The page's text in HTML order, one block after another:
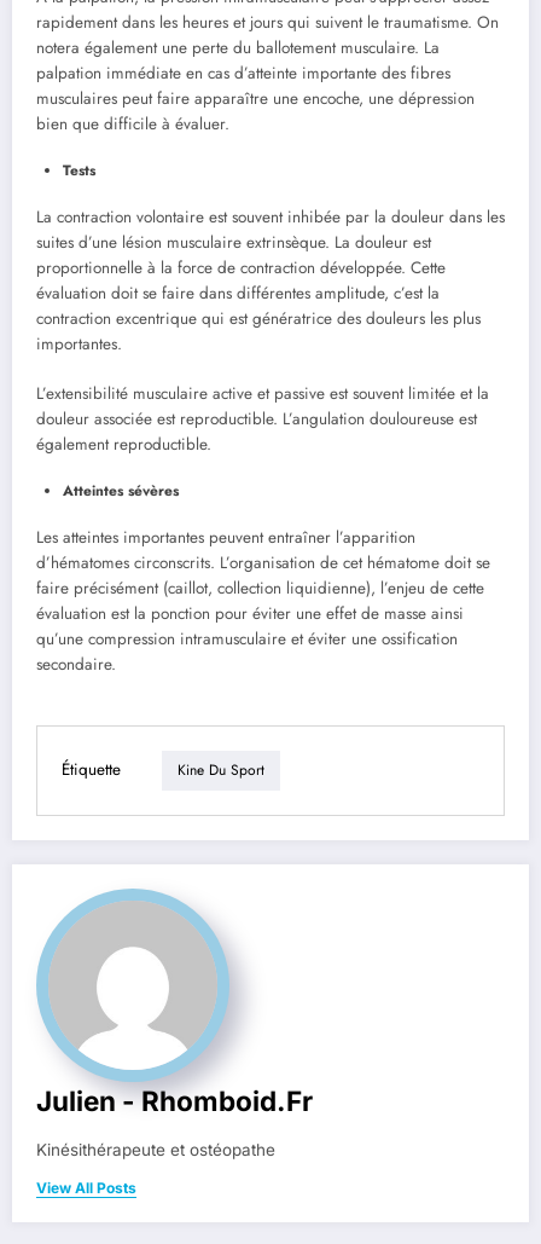
rapidement dans les heures et jours qui suivent le traumatisme. On
notera également une perte du ballotement musculaire. La
palpation immédiate en cas d’atteinte importante des fibres
musculaires peut faire apparaître une encoche, une dépression
bien que difficile à évaluer.
Tests
La contraction volontaire est souvent inhibée par la douleur dans les
suites d’une lésion musculaire extrinsèque. La douleur est
proportionnelle à la force de contraction développée. Cette
évaluation doit se faire dans différentes amplitude, c’est la
contraction excentrique qui est génératrice des douleurs les plus
importantes.
L’extensibilité musculaire active et passive est souvent limitée et la
douleur associée est reproductible. L’angulation douloureuse est
également reproductible.
Atteintes sévères
Les atteintes importantes peuvent entraîner l’apparition
d’hématomes circonscrits. L’organisation de cet hématome doit se
faire précisément (caillot, collection liquidienne), l’enjeu de cette
évaluation est la ponction pour éviter une effet de masse ainsi
qu’une compression intramusculaire et éviter une ossification
secondaire.
Étiquette Kine Du Sport
Julien - Rhomboid.fr
Kinésithérapeute et ostéopathe
View All Posts